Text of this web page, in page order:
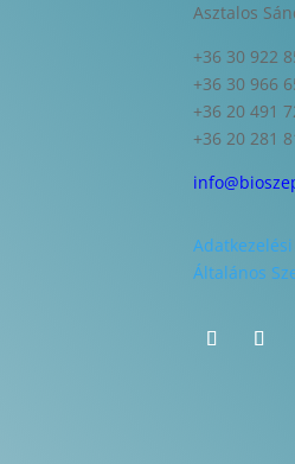
Asztalos
+36 30 922
+36 30 966
+36 20 491
+36 20 281
Általános